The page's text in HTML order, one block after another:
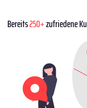
Bereits250+zufriedene